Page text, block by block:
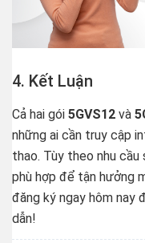
4. Kết Luận
Cả hai gói 5GVS12 và
những ai cần truy cập
thao. Tùy theo nhu
phù hợp để tận hưởng
đăng ký ngay hôm nay
dẫn!